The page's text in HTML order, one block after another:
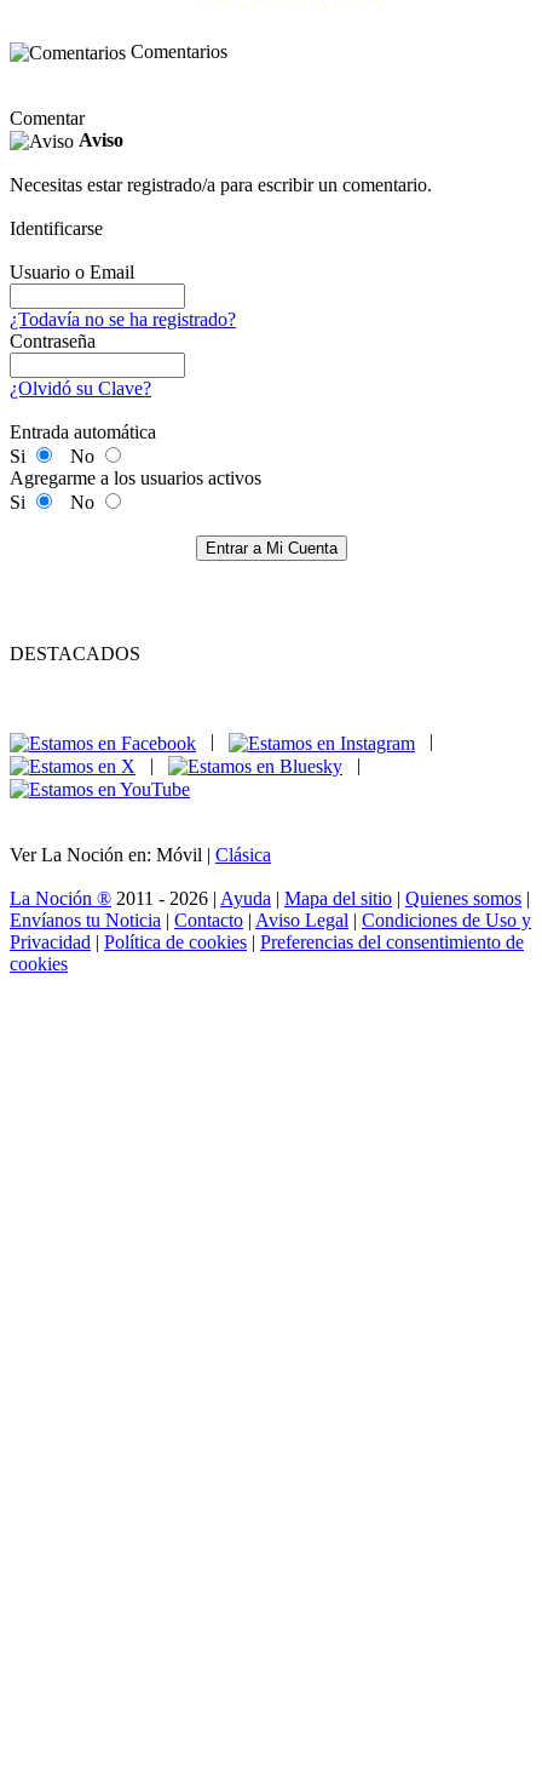
Comentarios
Comentar
Aviso
Necesitas estar registrado/a para escribir un comentario.
Identificarse
Usuario o Email
¿Todavía no se ha registrado?
Contraseña
¿Olvidó su Clave?
Entrada automática
Si
No
Agregarme a los usuarios activos
Si
No
Entrar a Mi Cuenta
DESTACADOS
|
|
Ver La Noción en: Móvil | Clásica
La Noción ® 2011 - 2026 | Ayuda | Mapa del sitio | Quienes somos |
Envíanos tu Noticia | Contacto | Aviso Legal | Condiciones de Uso y
Privacidad | Política de cookies | Preferencias del consentimiento de
cookies